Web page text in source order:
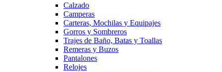
Calzado
Camperas
Carteras, Mochilas y Equipajes
Gorros y Sombreros
Trajes de Baño, Batas y Toallas
Remeras y Buzos
Pantalones
Relojes